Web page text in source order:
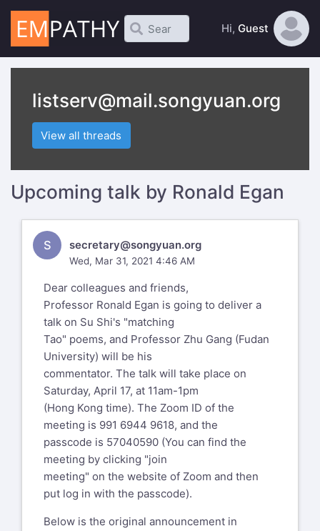
Hi, Guest
listserv@mail.songyuan.org
View all threads
Upcoming talk by Ronald Egan
S secretary@songyuan.org
Wed, Mar 31, 2021 4:46 AM
Dear colleagues and friends,
Professor Ronald Egan is going to deliver a
talk on Su Shi's "matching
Tao" poems, and Professor Zhu Gang (Fudan
University) will be his
commentator. The talk will take place on
Saturday, April 17, at 11am-1pm
(Hong Kong time). The Zoom ID of the
meeting is 991 6944 9618, and the
passcode is 57040590 (You can find the
meeting by clicking "join
meeting" on the website of Zoom and then
put log in with the passcode).
Below is the original announcement in